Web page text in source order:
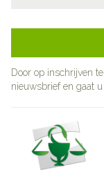
Door op inschrijven
nieuwsbrief en gaat